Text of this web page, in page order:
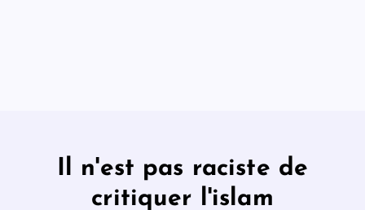
Il n'est pas raciste de
critiquer l'islam